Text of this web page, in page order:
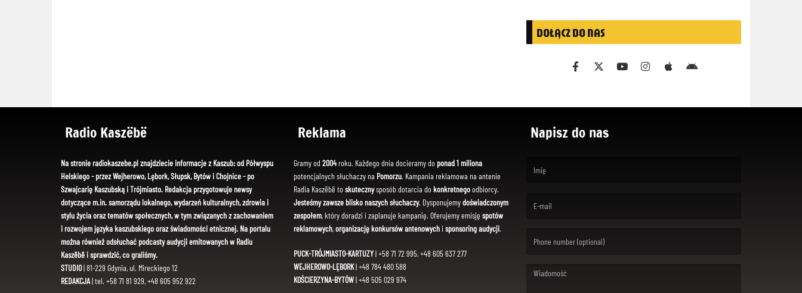
DOŁĄCZ DO NAS
Radio Kaszëbë
Na stronie radiokaszebe.pl znajdziecie informacje z Kaszub: od Półwyspu
Helskiego - przez Wejherowo, Lębork, Słupsk, Bytów i Chojnice - po
Szwajcarię Kaszubską i Trójmiasto. Redakcja przygotowuje newsy
dotyczące m.in. samorządu lokalnego, wydarzeń kulturalnych, zdrowia i
stylu życia oraz tematów społecznych, w tym związanych z zachowaniem
i rozwojem języka kaszubskiego oraz świadomości etnicznej. Na portalu
można również odsłuchać podcasty audycji emitowanych w Radiu
Kaszëbë i sprawdzić, co graliśmy.
STUDIO| 81-229 Gdynia, ul. Mireckiego 12
REDAKCJA| tel. +58 71 81 929, +48 605 952 922
Reklama
Gramy od 2004roku. Każdego dnia docieramy do ponad 1 miliona
potencjalnych słuchaczy na Pomorzu. Kampania reklamowa na antenie
Radia Kaszëbë toskutecznysposób dotarcia dokonkretnegoodbiorcy.
Jesteśmy zawsze blisko naszych słuchaczy. Dysponujemydoświadczonym
zespołem, który doradzi i zaplanuje kampanię. Oferujemy emisję spotów
reklamowych,organizację konkursów antenowychi sponsoring audycji.
PUCK-TRÓJMIASTO-KARTUZY| +58 71 72 995, +48 605 637 277
WEJHEROWO-LĘBORK| +48 784 480 588
KOŚCIERZYNA-BYTÓW| +48 505 029 974
Napisz do nas